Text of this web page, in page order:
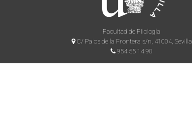
Facultad de Filología
C/ Palos de la Frontera s/n, 41004, Sevilla
954 55 14 90